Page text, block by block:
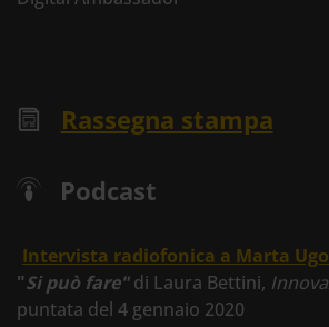
Rassegna stampa
Podcast
Intervista radiofonica a Marta
"Si può fare"di Laura Bettini,
puntata del 4 gennaio 2020